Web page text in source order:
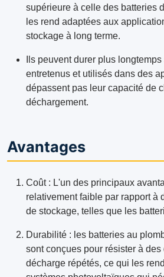
supérieure à celle des batteries
les rend adaptées aux
stockage à long terme.
Ils peuvent durer plus
entretenus et utilisés dans des
dépassent pas leur capacité de
déchargement.
Avantages
Coût : L'un des principaux
relativement faible par rapport à
de stockage, telles que les
Durabilité : les batteries au
sont conçues pour résister à
décharge répétés, ce qui les